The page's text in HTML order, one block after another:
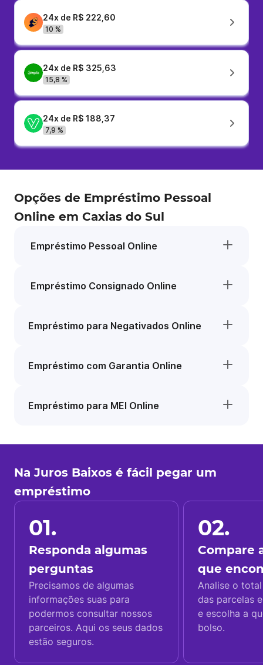
24x de R$ 222,60
10 %
24x de R$ 325,63
15,8 %
24x de R$ 188,37
7,9 %
Opções de Empréstimo Pessoal
Online em Caxias do Sul
Empréstimo Pessoal Online
Empréstimo Consignado Online
Empréstimo para Negativados Online
Empréstimo com Garantia Online
Empréstimo para MEI Online
Na Juros Baixos é fácil pegar um
empréstimo
01.
Responda algumas
perguntas
Precisamos de algumas
informações suas para
podermos consultar nossos
parceiros. Aqui os seus dados
estão seguros.
02.
Compare
que
Analise o
das parcelas
e escolha a
bolso.